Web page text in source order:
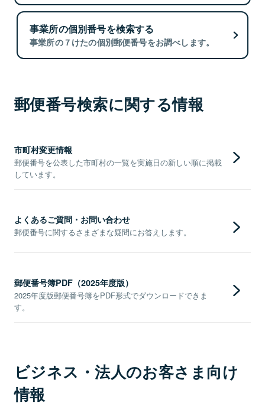
事業所の個別番号を検索する
事業所の７けたの個別郵便番号をお調べします。
郵便番号検索に関する情報
市町村変更情報
郵便番号を公表した市町村の一覧を実施日の新しい順に掲載
しています。
よくあるご質問・お問い合わせ
郵便番号に関するさまざまな疑問にお答えします。
郵便番号簿PDF（2025年度版）
2025年度版郵便番号簿をPDF形式でダウンロードできま
す。
ビジネス・法人のお客さま向け
情報